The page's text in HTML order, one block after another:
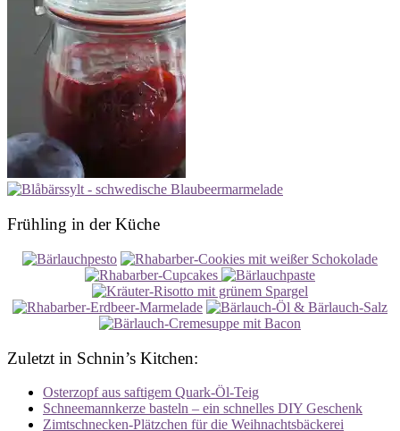
Frühling in der Küche
Zuletzt in Schnin’s Kitchen:
Osterzopf aus saftigem Quark-Öl-Teig
Schneemannkerze basteln – ein schnelles DIY Geschenk
Zimtschnecken-Plätzchen für die Weihnachtsbäckerei